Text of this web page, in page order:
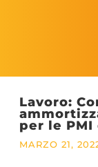
Lavoro:
per le
MARZO 21,